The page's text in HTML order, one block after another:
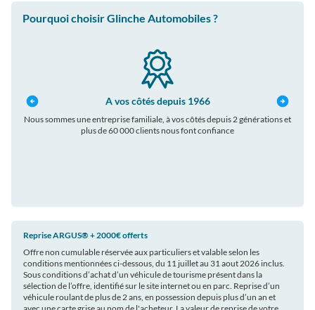
Pourquoi choisir Glinche Automobiles ?
A vos côtés depuis 1966
Nous sommes une entreprise familiale, à vos côtés depuis 2 générations et
plus de 60 000 clients nous font confiance
Reprise ARGUS®️ + 2000€ offerts
Offre non cumulable réservée aux particuliers et valable selon les
conditions mentionnées ci-dessous, du 11 juillet au 31 aout 2026 inclus.
Sous conditions d’achat d’un véhicule de tourisme présent dans la
sélection de l’offre, identifié sur le site internet ou en parc. Reprise d’un
véhicule roulant de plus de 2 ans, en possession depuis plus d’un an et